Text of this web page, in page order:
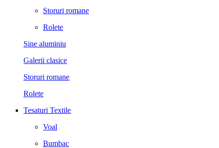
Storuri romane
Rolete
Sine aluminiu
Galerii clasice
Storuri romane
Rolete
Tesaturi Textile
Voal
Bumbac